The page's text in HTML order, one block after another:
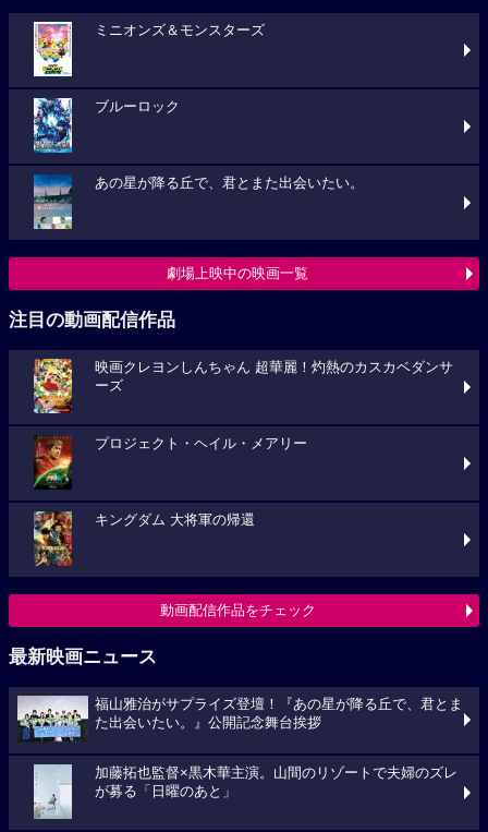
ミニオンズ＆モンスターズ
ブルーロック
あの星が降る丘で、君とまた出会いたい。
劇場上映中の映画一覧
注目の動画配信作品
映画クレヨンしんちゃん 超華麗！灼熱のカスカベダンサ
ーズ
プロジェクト・ヘイル・メアリー
キングダム 大将軍の帰還
動画配信作品をチェック
最新映画ニュース
福山雅治がサプライズ登壇！『あの星が降る丘で、君とま
た出会いたい。』公開記念舞台挨拶
加藤拓也監督×黒木華主演。山間のリゾートで夫婦のズレ
が募る「日曜のあと」